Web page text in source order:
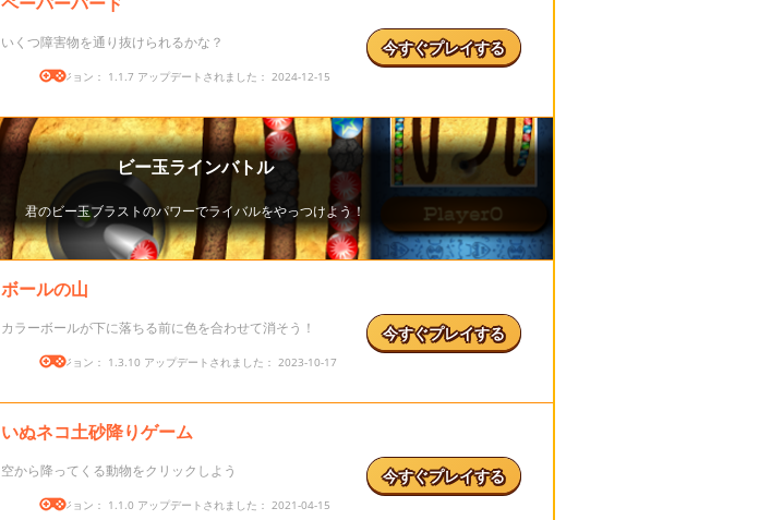
いくつ障害物を通り抜けられるかな？
バージョン： 1.1.7 アップデートされました： 2024-12-15
今すぐプレイする
ボールの山
カラーボールが下に落ちる前に色を合わせて消そう！
バージョン： 1.3.10 アップデートされました： 2023-10-17
今すぐプレイする
いぬネコ土砂降りゲーム
空から降ってくる動物をクリックしよう
バージョン： 1.1.0 アップデートされました： 2021-04-15
今すぐプレイする